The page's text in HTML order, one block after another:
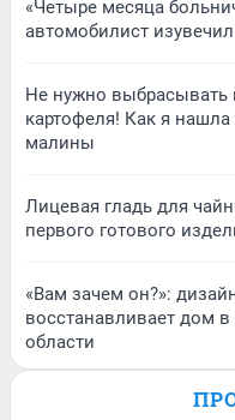
«Четыре месяца
автомобилист
Не нужно выбрасывать
картофеля! Как я
малины
Лицевая гладь для
первого готового
«Вам зачем он?»:
восстанавливает дом
области